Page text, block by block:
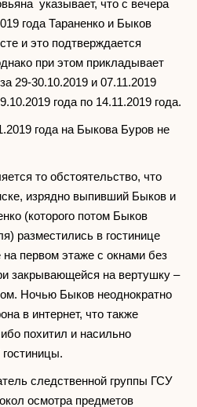
указывает, что с вечера
года Тараненко и Быков
и это подтверждается
при этом прикладывает
29-30.10.2019 и 07.11.2019
года по 14.11.2019 года.
года на Быкова Буров не
то обстоятельство, что
изрядно выпивший Быков и
(которого потом Быков
разместились в гостинице
первом этаже с окнами без
закрывающейся на вертушку –
Ночью Быков неоднократно
в интернет, что также
похитил и насильно
следственной группы ГСУ
осмотра предметов